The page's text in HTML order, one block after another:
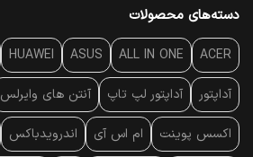
دسته‌های محصولات
ACER
ALL IN ONE
ASUS
HUAWEI
آداپتور آداپتور لپ تاپ آنتن‌ های وایرلس
اکسس پوینت ام اس آی اندرویدباکس